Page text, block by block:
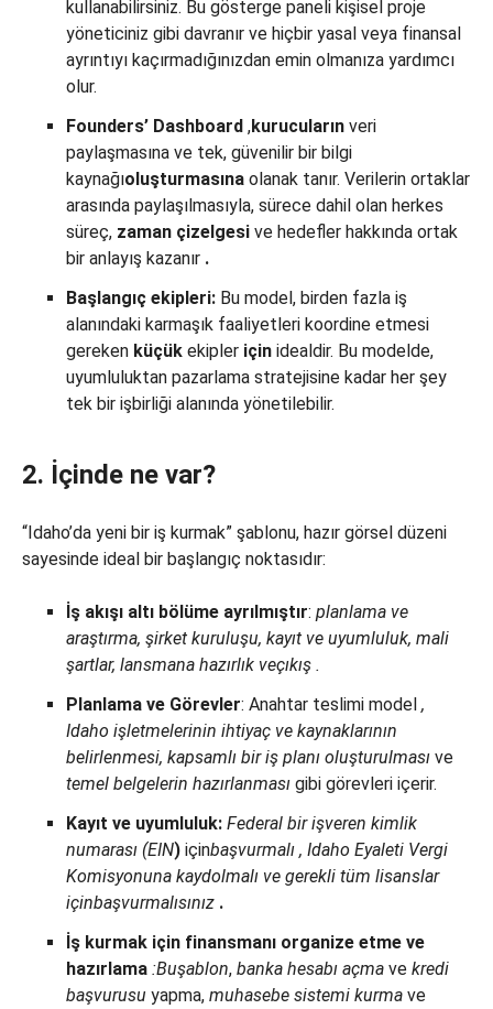
kullanabilirsiniz. Bu gösterge paneli kişisel proje
yöneticiniz gibi davranır ve hiçbir yasal veya finansal
ayrıntıyı kaçırmadığınızdan emin olmanıza yardımcı
olur.
Founders’ Dashboard ,kurucuların veri
paylaşmasına ve tek, güvenilir bir bilgi
kaynağıoluşturmasına olanak tanır. Verilerin ortaklar
arasında paylaşılmasıyla, sürece dahil olan herkes
süreç, zaman çizelgesi ve hedefler hakkında ortak
bir anlayış kazanır .
Başlangıç ekipleri: Bu model, birden fazla iş
alanındaki karmaşık faaliyetleri koordine etmesi
gereken küçük ekipler için idealdir. Bu modelde,
uyumluluktan pazarlama stratejisine kadar her şey
tek bir işbirliği alanında yönetilebilir.
2. İçinde ne var?
“Idaho’da yeni bir iş kurmak” şablonu, hazır görsel düzeni
sayesinde ideal bir başlangıç noktasıdır:
İş akışı altı bölüme ayrılmıştır: planlama ve
araştırma, şirket kuruluşu, kayıt ve uyumluluk, mali
şartlar, lansmana hazırlık veçıkış .
Planlama ve Görevler: Anahtar teslimi model ,
Idaho işletmelerinin ihtiyaç ve kaynaklarının
belirlenmesi, kapsamlı bir iş planı oluşturulması ve
temel belgelerin hazırlanması gibi görevleri içerir.
Kayıt ve uyumluluk: Federal birişveren kimlik
numarası (EIN) içinbaşvurmalı , Idaho Eyaleti Vergi
Komisyonuna kaydolmalı ve gerekli tüm lisanslar
içinbaşvurmalısınız .
İş kurmak için finansmanı organize etme ve
hazırlama :Buşablon, banka hesabı açma ve kredi
başvurusu yapma, muhasebe sistemi kurma ve